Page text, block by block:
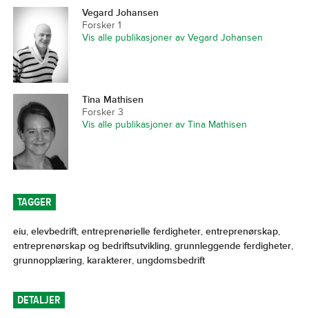
Vegard Johansen
Forsker 1
Vis alle publikasjoner av Vegard Johansen
Tina Mathisen
Forsker 3
Vis alle publikasjoner av Tina Mathisen
TAGGER
eiu, elevbedrift, entreprenørielle ferdigheter, entreprenørskap,
entreprenørskap og bedriftsutvikling, grunnleggende ferdigheter,
grunnopplæring, karakterer, ungdomsbedrift
DETALJER